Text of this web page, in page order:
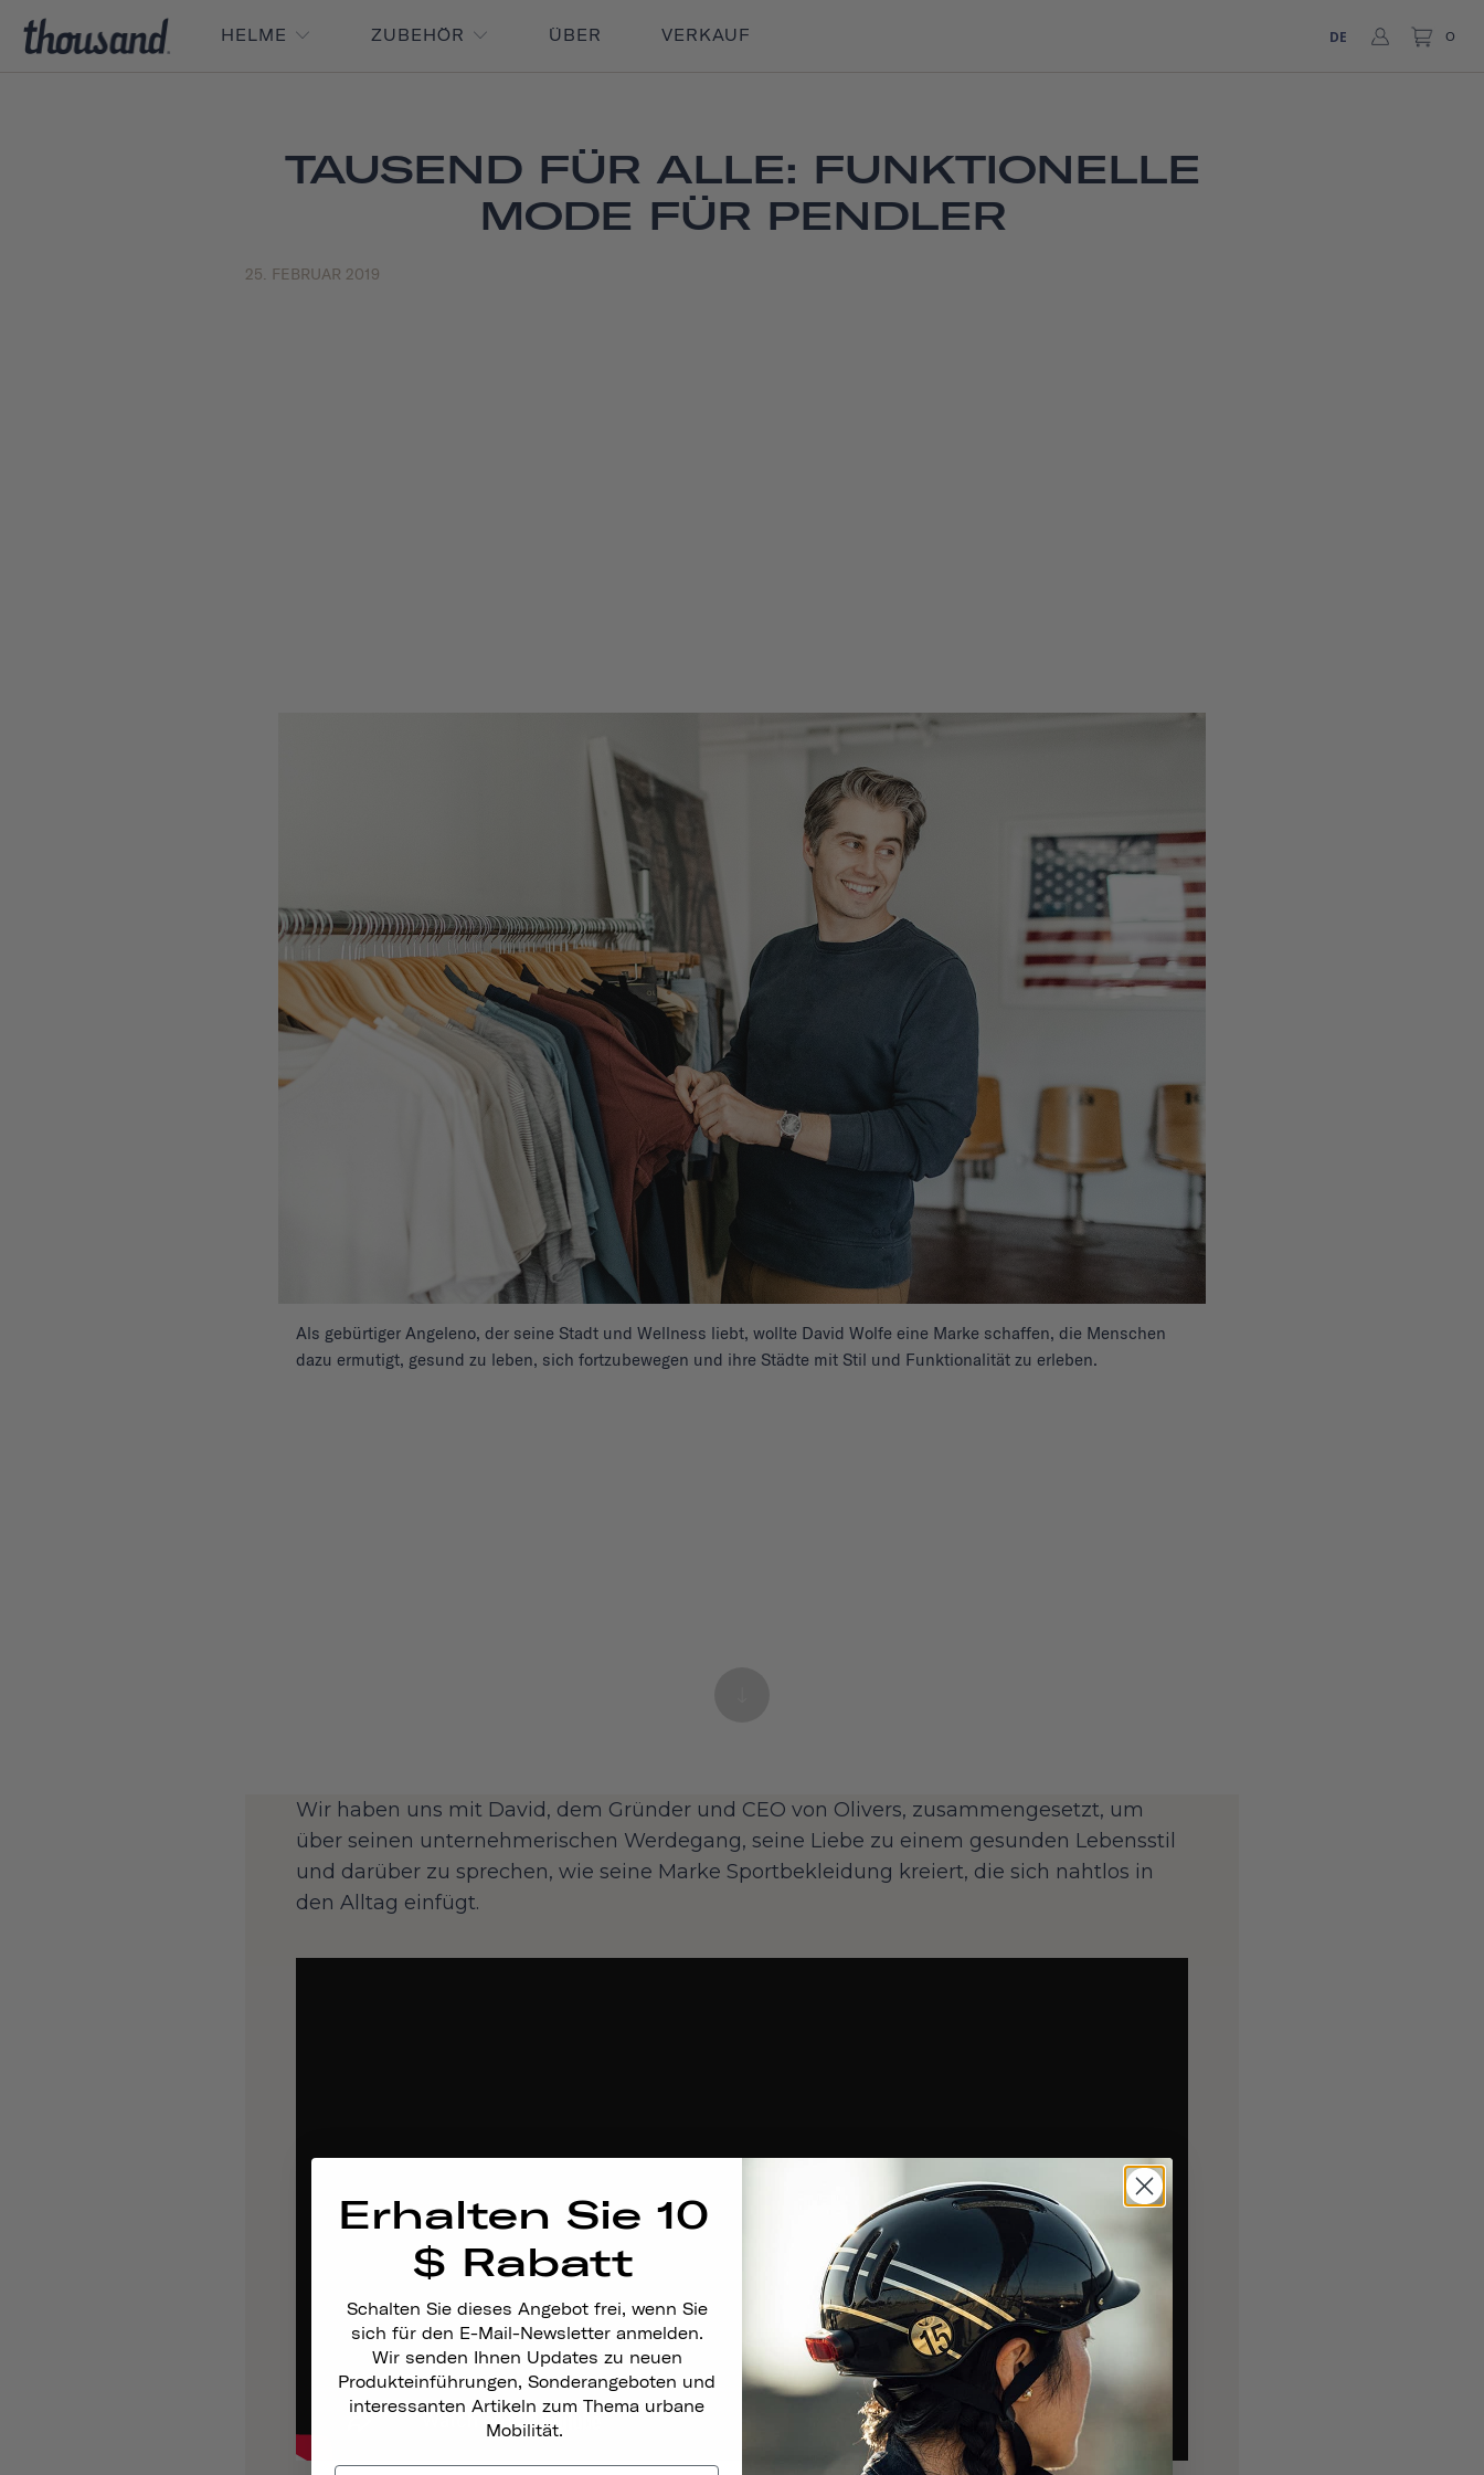
HELME ZUBEHÖR ÜBER VERKAUF DE 0
TAUSEND FÜR ALLE: FUNKTIONELLE
MODE FÜR PENDLER
25. FEBRUAR 2019
Als gebürtiger Angeleno, der seine Stadt und Wellness liebt, wollte David Wolfe eine Marke schaffen, die Menschen
dazu ermutigt, gesund zu leben, sich fortzubewegen und ihre Städte mit Stil und Funktionalität zu erleben.
Wir haben uns mit David, dem Gründer und CEO von Olivers, zusammengesetzt, um
über seinen unternehmerischen Werdegang, seine Liebe zu einem gesunden Lebensstil
und darüber zu sprechen, wie seine Marke Sportbekleidung kreiert, die sich nahtlos in
den Alltag einfügt.
Erhalten Sie 10
$ Rabatt
Schalten Sie dieses Angebot frei, wenn Sie
sich für den E-Mail-Newsletter anmelden.
Wir senden Ihnen Updates zu neuen
Produkteinführungen, Sonderangeboten und
interessanten Artikeln zum Thema urbane
Mobilität.